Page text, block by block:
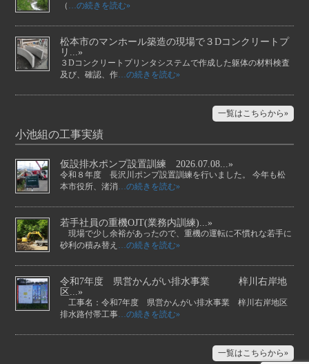
（ …の続きを読む»
松本市のマンホール築造の現場で３Dコンクリートプ
リ...»
３Dコンクリートプリンタシステムで作成した躯体の材料検査
及び、確認、作…の続きを読む»
一覧はこちらから»
小池組の工事実績
仮設排水ポンプ設置訓練 2026.07.08...»
令和８年度 長沢川ポンプ設置訓練を行いました。 今年も松
本市役所、渚消…の続きを読む»
若手社員の重機OJT(業務内訓練)...»
現場で少し余裕があったので、重機の運転に不慣れな若手に
砂利の積み替え …の続きを読む»
令和7年度 県営かんがい排水事業 梓川右岸地
区...»
工事名：令和7年度 県営かんがい排水事業 梓川右岸地区
排水路付帯工事…の続きを読む»
一覧はこちらから»